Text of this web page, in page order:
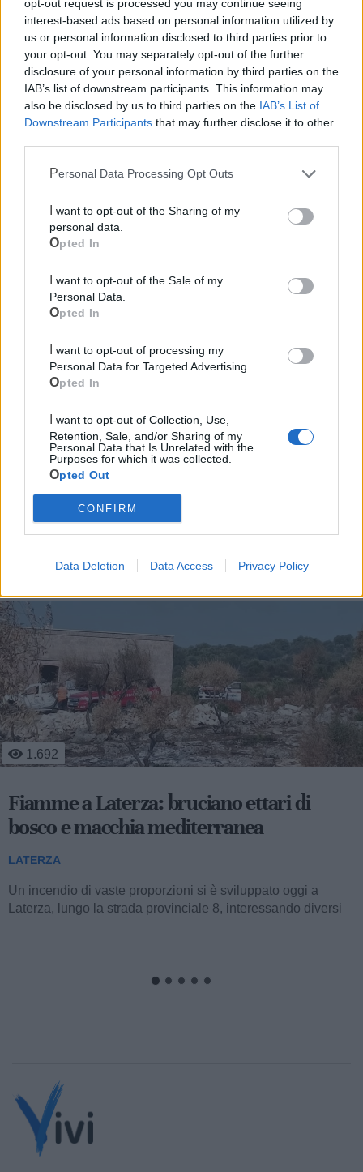
opt-out request is processed you may continue seeing
interest-based ads based on personal information utilized by
us or personal information disclosed to third parties prior to
your opt-out. You may separately opt-out of the further
disclosure of your personal information by third parties on the
IAB’s list of downstream participants. This information may
also be disclosed by us to third parties on the IAB’s List of
Downstream Participants that may further disclose it to other
Personal Data Processing Opt Outs
personal data.
Opted In
Personal Data.
Opted In
Personal Data for Targeted Advertising.
Opted In
Retention, Sale, and/or Sharing of my
Personal Data that Is Unrelated with the
Purposes for which it was collected.
Opted Out
CONFIRM
Data Deletion Data Access Privacy Policy
Mondo CIA
Cia Agricoltori Italiani | Puglia - Area Due
Mari
Scopri tutte le notizie, gli eventi e la Web TV di Cia Puglia - Area
Due Mari
Le ultime notizie di Laterza
1.692
Fiamme a Laterza: bruciano ettari di
bosco e macchia mediterranea
LATERZA
Un incendio di vaste proporzioni si è sviluppato oggi a
Laterza, lungo la strada provinciale 8, interessando diversi